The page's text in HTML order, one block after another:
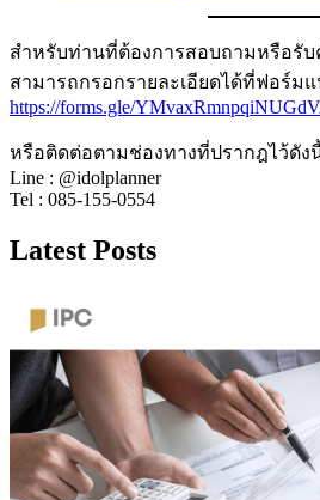
สำหรับท่านที่ต้องการสอบถามหรือรับ
สามารถกรอกรายละเอียดได้ที่ฟอร์ม
https://forms.gle/
หรือติดต่อตามช่องทางที่ปรากฎไว้ดัง
Line : @idolplanner
Tel : 085-155-0554
Latest Posts